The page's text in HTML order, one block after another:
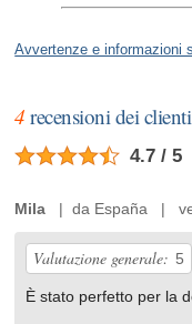
Avvertenze e informazioni
4 recensioni dei clienti
4.7 / 5
Mila | da España |
Valutazione generale: 5
È stato perfetto per la